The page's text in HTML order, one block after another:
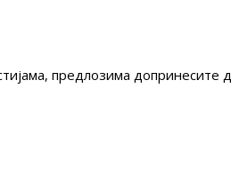
предлозима допринесите